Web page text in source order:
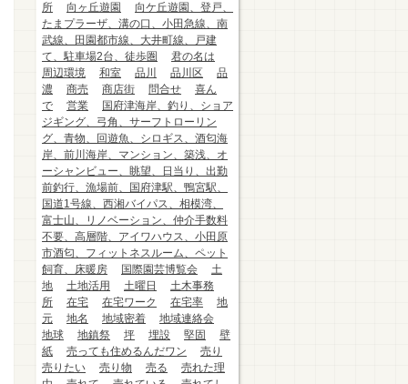
所
向ヶ丘遊園
向ケ丘遊園、登戸、
たまプラーザ、溝の口、小田急線、南
武線、田園都市線、大井町線、戸建
て、駐車場2台、徒歩圏
君の名は
周辺環境
和室 品川 品川区
品
濃
商売 商店街 問合せ
喜ん
で
営業
国府津海岸、釣り、ショア
ジギング、弓角、サーフトローリン
グ、青物、回遊魚、シロギス、酒匂海
岸、前川海岸、マンション、築浅、オ
ーシャンビュー、眺望、日当り、出勤
前釣行、漁場前、国府津駅、鴨宮駅、
国道1号線、西湘バイパス、相模湾、
富士山、リノベーション、仲介手数料
不要、高層階、アイワハウス、小田原
市酒匂、フィットネスルーム、ペット
飼育、床暖房
国際園芸博覧会
土
地
土地活用 土曜日
土木事務
所
在宅 在宅ワーク 在宅率
地
元
地名 地域密着
地域連絡会
地球
地鎮祭 坪 埋設 堅固
壁
紙
売っても住めるんだワン
売り
売りたい
売り物 売る
売れた理